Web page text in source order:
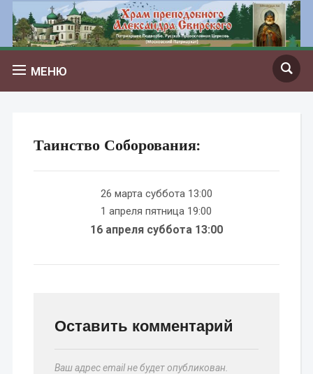
МЕНЮ
Таинство Соборования:
26 марта суббота 13:00
1 апреля пятница 19:00
16 апреля суббота 13:00
Оставить комментарий
Ваш адрес email не будет опубликован.